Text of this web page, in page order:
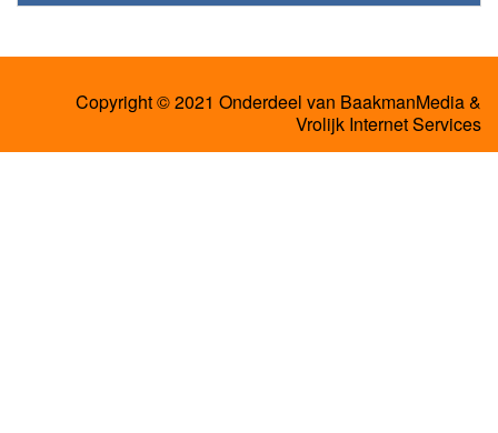
Copyright © 2021 Onderdeel van BaakmanMedia&
Vrolijk Internet Services